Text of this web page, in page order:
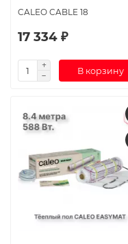
CALEO CABLE 18
17 334 ₽
В корзину